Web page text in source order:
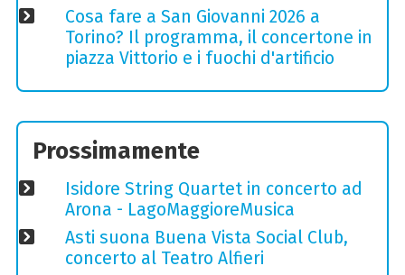
Cosa fare a San Giovanni 2026 a
Torino? Il programma, il concertone in
piazza Vittorio e i fuochi d'artificio
Prossimamente
Isidore String Quartet in concerto ad
Arona - LagoMaggioreMusica
Asti suona Buena Vista Social Club,
concerto al Teatro Alfieri